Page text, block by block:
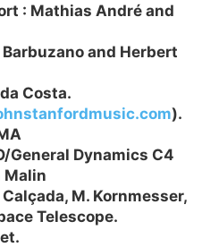
: Mathias André and
and Herbert
Costa.
).
General Dynamics C4
Malin
Calçada, M. Kornmesser,
Telescope.